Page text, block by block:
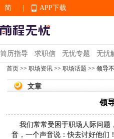
简
EN
APP下载
APP下载
简历指导 求职信 无忧专题 无忧
首页 >> 职场资讯 >> 职场话题 >> 领导
文章
领
我们常常受困于职场人际问题
音，一个声音说：快去讨好他们